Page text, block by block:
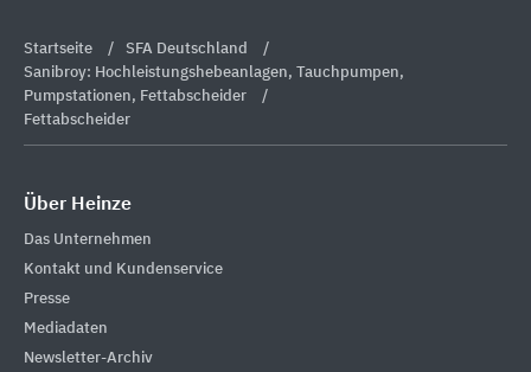
Startseite
SFA Deutschland
Sanibroy: Hochleistungshebeanlagen, Tauchpumpen,
Pumpstationen, Fettabscheider
Fettabscheider
Über Heinze
Das Unternehmen
Kontakt und Kundenservice
Presse
Mediadaten
Newsletter-Archiv